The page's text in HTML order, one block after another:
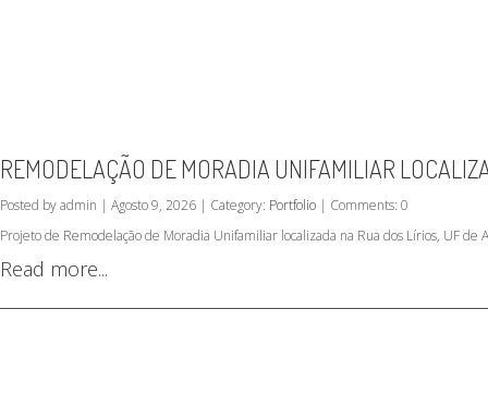
REMODELAÇÃO DE MORADIA UNIFAMILIAR
Posted by admin | Agosto 9, 2026 | Category: Portfolio | Comments: 0
Projeto de Remodelação de Moradia Unifamiliar localizada na Rua dos Lírios, UF de
Read more...